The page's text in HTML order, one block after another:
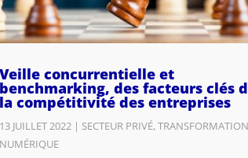
Veille concurrentielle et
benchmarking, des facteurs clés
la compétitivité des entreprises
13 JUILLET 2022| SECTEUR PRIVÉ,TRANSFORMATION
NUMÉRIQUE